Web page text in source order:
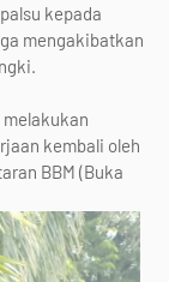
kepada
mengakibatkan
kembali oleh
BBM (Buka